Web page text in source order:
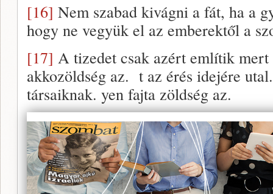
[16] Nem szabad kivágni a fát, ha a
hogy ne vegyük el az emberektől a
[17] A tizedet csak azért említik
akkozöldség az. t az érés idejére
társaiknak. yen fajta zöldség az.